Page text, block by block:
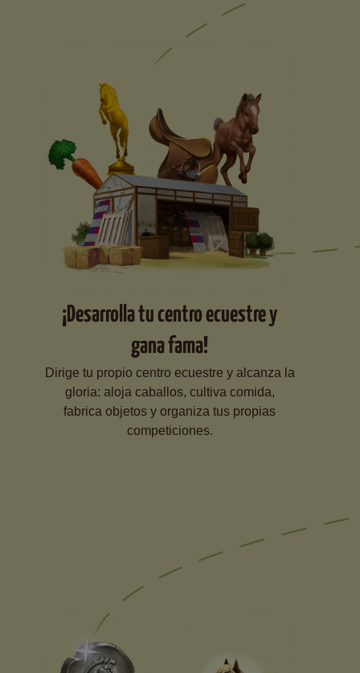
¡Desarrolla tu centro ecuestre y
gana fama!
Dirige tu propio centro ecuestre y alcanza la
gloria: aloja caballos, cultiva comida,
fabrica objetos y organiza tus propias
competiciones.